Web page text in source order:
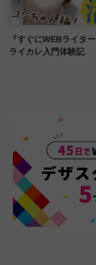
『すぐにWEBライタ
ライカレ入門体験記